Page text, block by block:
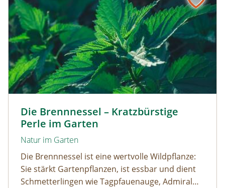
Die Brennnessel – Kratzbürstige
Perle im Garten
Natur im Garten
Die Brennnessel ist eine wertvolle Wildpflanze:
Sie stärkt Gartenpflanzen, ist essbar und dient
Schmetterlingen wie Tagpfauenauge, Admiral